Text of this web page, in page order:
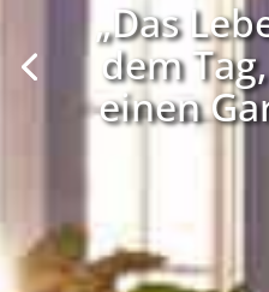
„Das
dem
einen